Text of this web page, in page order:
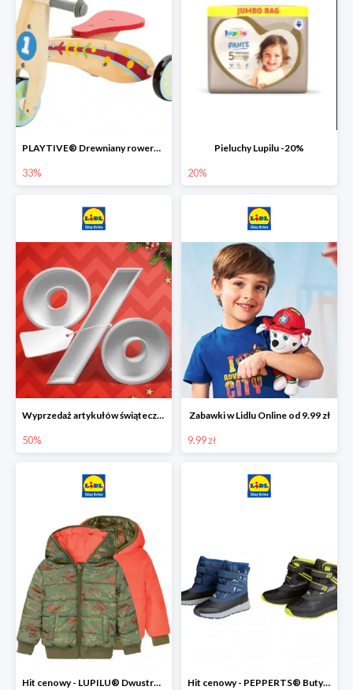
PLAYTIVE® Drewniany rowerek biegowy -33%
33%
Pieluchy Lupilu -20%
20%
Wyprzedaż artykułów świątecznych w Lidlu Online
50%
Zabawki w Lidlu Online od 9.99 zł
9.99 zł
Hit cenowy - LUPILU® Dwustronna kurtka dziecięca z polarem Hit cenowy - PEPPERTS® Buty zimowe chłopięce